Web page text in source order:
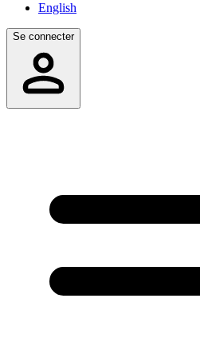
English
Se connecter